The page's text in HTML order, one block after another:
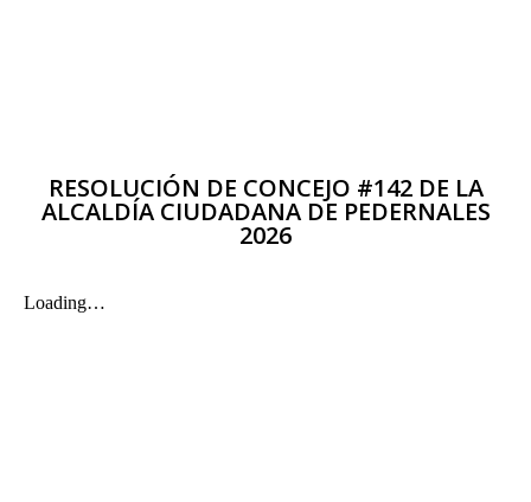
RESOLUCIÓN DE CONCEJO #142 DE LA
ALCALDÍA CIUDADANA DE PEDERNALES
2026